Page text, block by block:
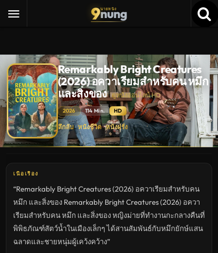
9นายหนัง
nung
Remarkably Bright Creatures
(2026) อควาเรียมสำหรับคน หมึก
และสิ่งของ ดูหนังออนไลน์ HD
2026 114 Min. HD
Remarkably
Bright
Creatures
(2026)
เรียม
หมึก
และ
สิ่งของ
ดู
หนัง
ใหม่
พากย์
ไทย
ซับ
ไทย
ลึกลับ · หนังชีวิต · หนังฝรั่ง
เนื้อเรื่อง
“Remarkably Bright Creatures (2026) อควาเรียมสำหรับคน
หมึก และสิ่งของ Remarkably Bright Creatures (2026) อควา
เรียมสำหรับคน หมึก และสิ่งของ หญิงม่ายที่ทำงานกะกลางคืนที่
พิพิธภัณฑ์สัตว์น้ำในเมืองเล็กๆ ได้สานสัมพันธ์กับหมึกยักษ์แสน
ฉลาดและชายหนุ่มผู้เคว้งคว้าง”